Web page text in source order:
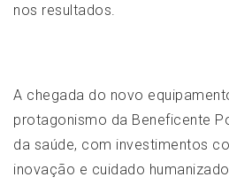
nos resultados.
A chegada do novo
protagonismo da Beneficente
da saúde, com investimentos
inovação e cuidado